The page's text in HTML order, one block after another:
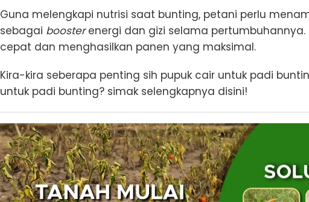
Guna melengkapi nutrisi saat bunting, petani perlu
sebagai boosterenergi dan gizi selama
cepat dan menghasilkan panen yang maksimal.
Kira-kira seberapa penting sih pupuk cair untuk padi
untuk padi bunting? simak selengkapnya disini!